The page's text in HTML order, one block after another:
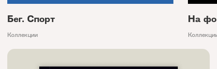
Бег. Спорт
Коллекции
На